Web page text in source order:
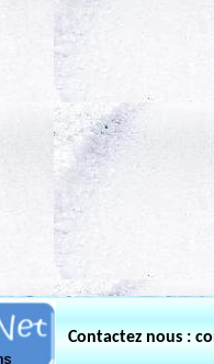
Contactez nous :